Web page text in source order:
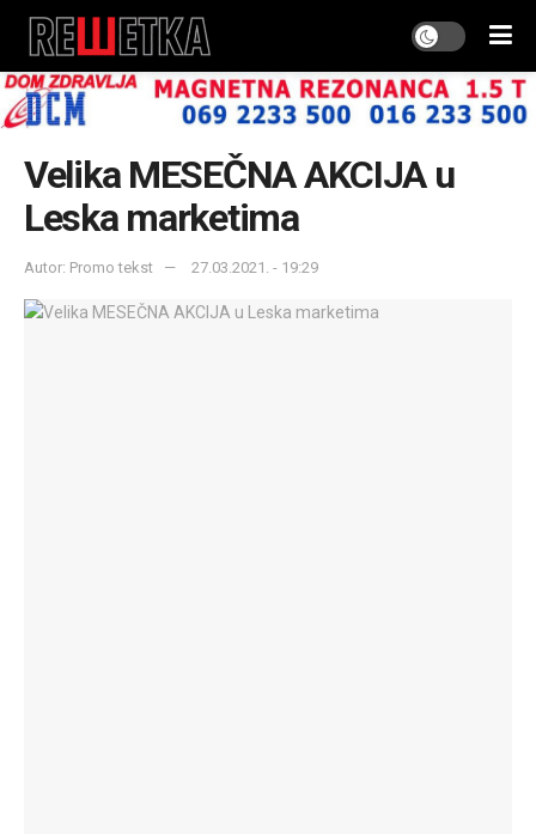
Velika MESEČNA AKCIJA u
Leska marketima
Autor: Promo tekst 27.03.2021. - 19:29